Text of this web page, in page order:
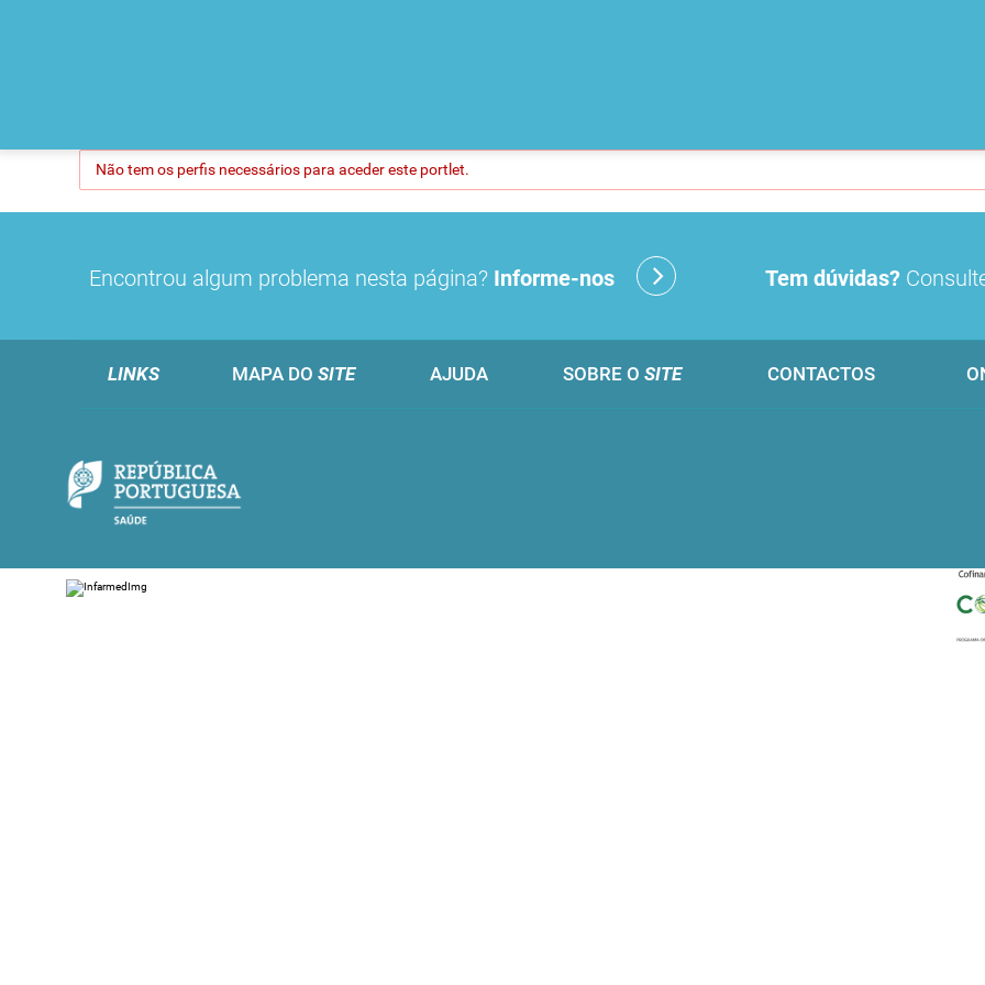
Não tem os perfis necessários para aceder este portlet.
Encontrou algum problema nesta página? Informe-nos Tem dúvidas?
LINKS MAPA DO SITE AJUDA SOBRE O SITE CONTACTOS